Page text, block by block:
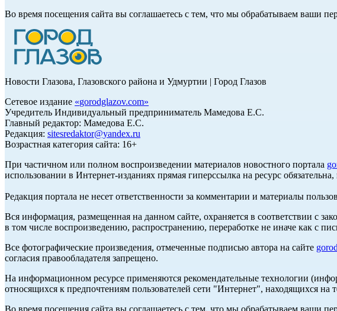
Во время посещения сайта вы соглашаетесь с тем, что мы обрабатываем ваши
Новости Глазова, Глазовского района и Удмуртии | Город Глазов
Сетевое издание «gorodglazov.com»
Учредитель Индивидуальный предприниматель Мамедова Е.С.
Главный редактор: Мамедова Е.С.
Редакция: sitesredaktor@yandex.ru
Возрастная категория сайта: 16+
При частичном или полном воспроизведении материалов новостного портала
использовании в Интернет-изданиях прямая гиперссылка на ресурс
Редакция портала не несет ответственности за комментарии и материалы
Вся информация, размещенная на данном сайте, охраняется в соответствии с
в том числе воспроизведению, распространению, переработке не иначе как с
Все фотографические произведения, отмеченные подписью автора на сайте
согласия правообладателя запрещено.
На информационном ресурсе применяются рекомендательные технологии
относящихся к предпочтениям пользователей сети "Интернет", находящихся на